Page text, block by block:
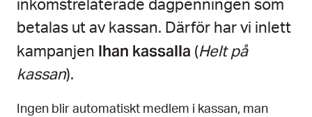
inkomstrelaterade dagpenningen som
betalas ut av kassan. Därför har vi inlett
kampanjen Ihan kassalla (Helt på
kassan).
Ingen blir automatiskt medlem i kassan, man